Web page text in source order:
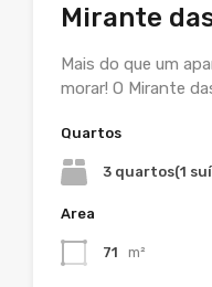
Mirante
Mais do que um
morar! O Mirante
Quartos
3 quartos(1
Area
71 m²